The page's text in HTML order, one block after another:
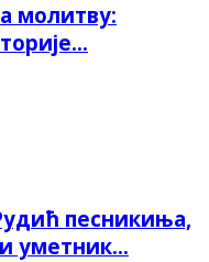
молитву:
песникиња,
уметник...